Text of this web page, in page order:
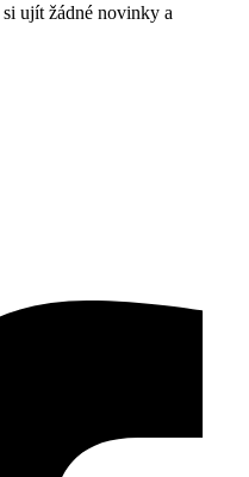
si ujít žádné novinky a